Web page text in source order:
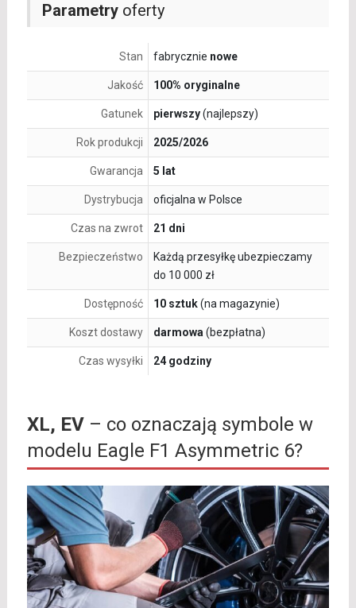
Parametryoferty
Stan fabrycznie nowe
Jakość 100% oryginalne
Gatunek pierwszy(najlepszy)
Rok produkcji 2025/2026
Gwarancja 5 lat
Dystrybucja oficjalna w Polsce
Czas na zwrot 21 dni
Bezpieczeństwo
Każdą przesyłkę ubezpieczamy
do 10 000 zł
Dostępność 10 sztuk(na magazynie)
Koszt dostawy darmowa (bezpłatna)
Czas wysyłki 24 godziny
XL, EV– co oznaczają symbole w
modelu Eagle F1 Asymmetric 6?